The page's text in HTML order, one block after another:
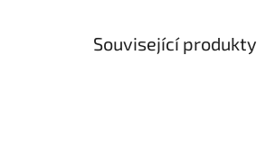
Související produkty